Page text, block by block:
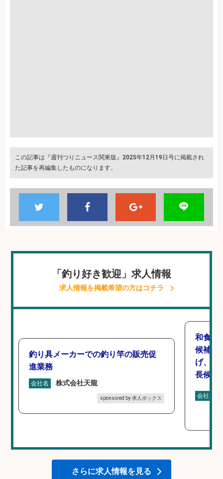
この記事は『週刊つりニュース関東版』2025年12月19日号に掲載され
た記事を再編集したものになります。
「釣り好き歓迎」求人情報
求人情報を掲載希望の方はコチラ
釣り具メーカーでの釣り竿の販売促
進業務
会社名 株式会社天龍
sponsored by 求人ボックス
和食,
候補/
げ、食
長候補
会社名
さらに求人情報を見る